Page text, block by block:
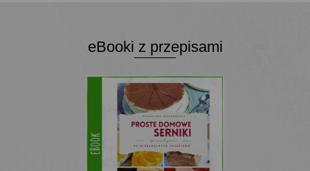
eBooki z przepisami